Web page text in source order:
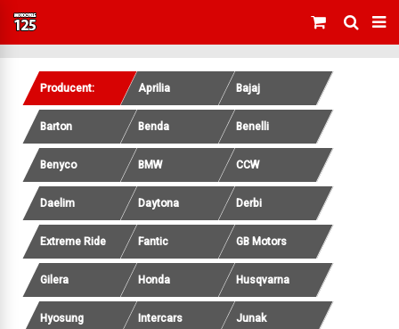
Producent: Aprilia Bajaj
Barton Benda Benelli
Benyco BMW CCW
Daelim Daytona Derbi
Extreme Ride Fantic GB Motors
Gilera Honda Husqvarna
Hyosung Intercars Junak